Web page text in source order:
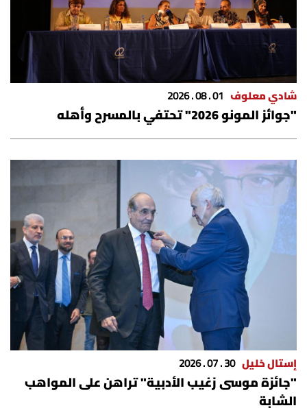
شادي معلوف 01 . 08 . 2026
"جوائز المونو 2026" تحتفي بالمسرح وأهله
إستال خليل 30 . 07 . 2026
"جائزة موسى زغيب الأدبية" تراهن على المواهب
الشابة